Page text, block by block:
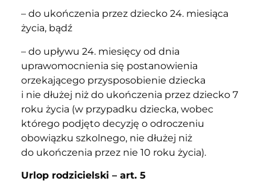
– do ukończenia przez dziecko 24. miesiąca
życia, bądź
– do upływu 24. miesięcy od dnia
uprawomocnienia się postanowienia
orzekającego przysposobienie dziecka
i nie dłużej niż do ukończenia przez dziecko 7
roku życia (w przypadku dziecka, wobec
którego podjęto decyzję o odroczeniu
obowiązku szkolnego, nie dłużej niż
do ukończenia przez nie 10 roku życia).
Urlop rodzicielski – art. 5